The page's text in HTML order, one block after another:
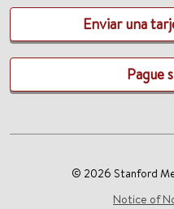
Enviar una
Pague
© 2026 Stanford
Notice of